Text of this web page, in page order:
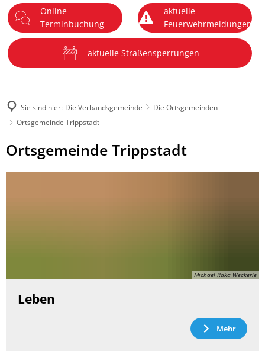
Menü
Online-
Terminbuchung
aktuelle
Feuerwehrmeldungen
aktuelle Straßensperrungen
Sie sind hier: Die Verbandsgemeinde
Die Ortsgemeinden
Ortsgemeinde Trippstadt
Ortsgemeinde
Trippstadt
Ortsgemeinde Trippstadt
Michael Raka Weckerle
Leben
Mehr